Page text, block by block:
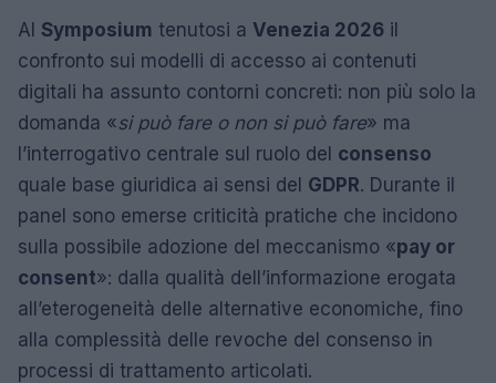
Al Symposium tenutosi a Venezia 2026 il
confronto sui modelli di accesso ai contenuti
digitali ha assunto contorni concreti: non più solo la
domanda «si può fare o non si può fare» ma
l’interrogativo centrale sul ruolo del consenso
quale base giuridica ai sensi del GDPR. Durante il
panel sono emerse criticità pratiche che incidono
sulla possibile adozione del meccanismo «pay or
consent»: dalla qualità dell’informazione erogata
all’eterogeneità delle alternative economiche, fino
alla complessità delle revoche del consenso in
processi di trattamento articolati.